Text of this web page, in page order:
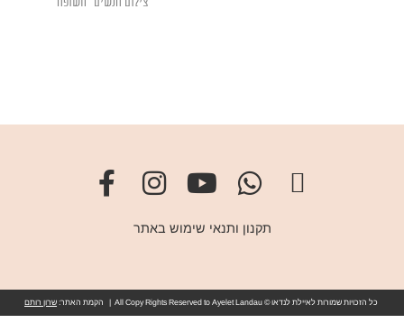
תקנון ותנאי שימוש באתר
כל הזכויות שמורות לאיילת לנדאו © All Copy Rights Reserved to Ayelet Landau | הקמת האתר: שרון רותם